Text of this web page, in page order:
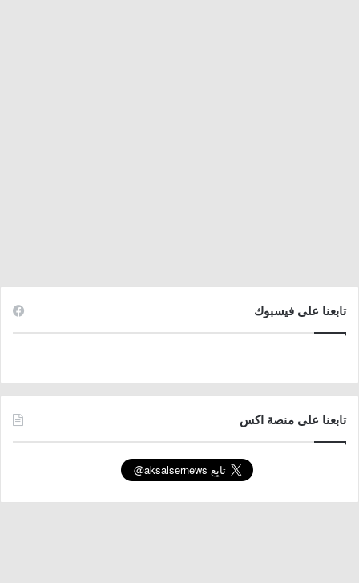
تابعنا على فيسبوك
تابعنا على منصة اكس